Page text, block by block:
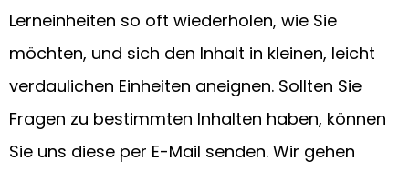
Lerneinheiten so oft wiederholen, wie Sie
möchten, und sich den Inhalt in kleinen, leicht
verdaulichen Einheiten aneignen. Sollten Sie
Fragen zu bestimmten Inhalten haben, können
Sie uns diese per E-Mail senden. Wir gehen